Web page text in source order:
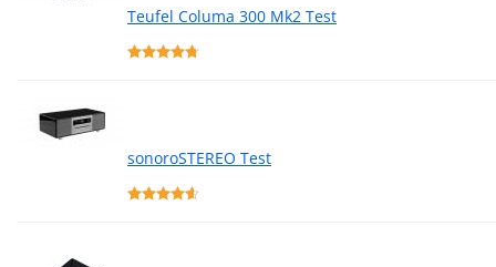
Teufel Columa 300 Mk2 Test
sonoroSTEREO Test